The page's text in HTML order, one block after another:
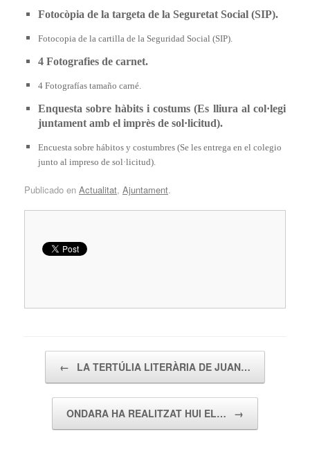
Fotocòpia de la targeta de la Seguretat Social (SIP).
Fotocopia de la cartilla de la Seguridad Social (SIP).
4 Fotografies de carnet.
4 Fotografías tamaño carné.
Enquesta sobre hàbits i costums (Es lliura al col·legi
juntament amb el imprès de sol·licitud).
Encuesta sobre hábitos y costumbres (Se les entrega en el colegio
junto al impreso de sol·licitud).
Publicado en Actualitat, Ajuntament.
← LA TERTÚLIA LITERÀRIA DE JUAN…
ONDARA HA REALITZAT HUI EL… →